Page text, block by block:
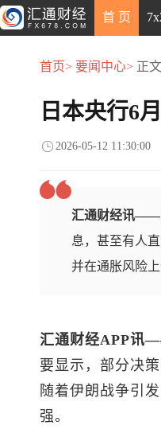
首 页
首页> 要闻中心> 正文
日本央行6
2026-05-12 11:30:00
汇通财经讯——
息，甚至有人
并在通胀风险上
汇通财经APP讯
要显示，部分决
随着伊朗战争引
强。